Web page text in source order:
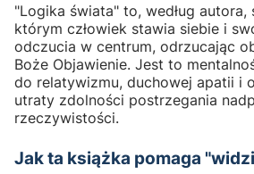
"Logika świata" to, według
którym człowiek stawia siebie i
odczucia w centrum, odrzucając
Boże Objawienie. Jest to
do relatywizmu, duchowej apatii i
utraty zdolności postrzegania
rzeczywistości.
Jak ta książka pomaga